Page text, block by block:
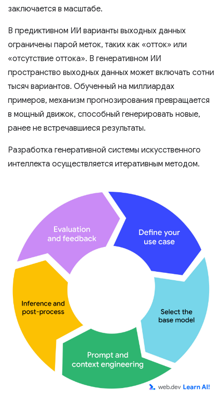
заключается в масштабе.
В предиктивном ИИ варианты выходных данных
ограничены парой меток, таких как «отток» или
«отсутствие оттока». В генеративном ИИ
пространство выходных данных может включать сотни
тысяч вариантов. Обученный на миллиардах
примеров, механизм прогнозирования превращается
в мощный движок, способный генерировать новые,
ранее не встречавшиеся результаты.
Разработка генеративной системы искусственного
интеллекта осуществляется итеративным методом.